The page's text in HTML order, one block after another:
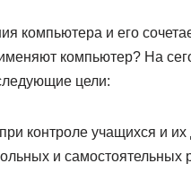
компьютера и его
компьютер? На
цели:
контроле учащихся и их
и самостоятельных